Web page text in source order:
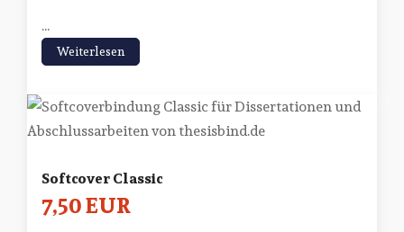
...
Weiterlesen
Softcover Classic
7,50 EUR